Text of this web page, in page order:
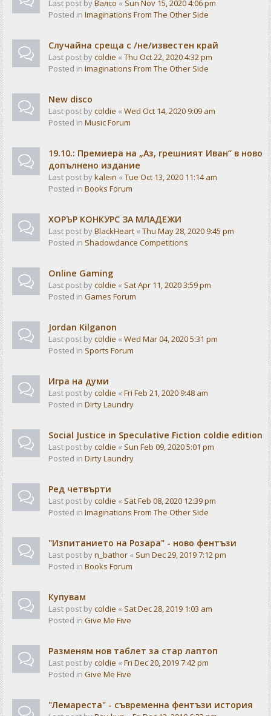
Last post byВалсо « Sun Nov 15, 2020 4:06 pm
Posted in Imaginations From The Other Side
Случайна среща с /не/известен край
Last post bycoldie « Thu Oct 22, 2020 4:32 pm
Posted in Imaginations From The Other Side
New disco
Last post bycoldie « Wed Oct 14, 2020 9:09 am
Posted in Music Forum
19.10.: Премиера на „Аз, грешният Иван“ в ново
допълнено издание
Last post bykalein « Tue Oct 13, 2020 11:14 am
Posted in Books Forum
ХОРЪР КОНКУРС ЗА МЛАДЕЖИ
Last post byBlackHeart « Thu May 28, 2020 9:45 pm
Posted in Shadowdance Competitions
Online Gaming
Last post bycoldie « Sat Apr 11, 2020 3:59 pm
Posted in Games Forum
Jordan Kilganon
Last post bycoldie « Wed Mar 04, 2020 5:31 pm
Posted in Sports Forum
Игра на думи
Last post bycoldie « Fri Feb 21, 2020 9:48 am
Posted in Dirty Laundry
Social Justice in Speculative Fiction coldie edition
Last post bycoldie « Sun Feb 09, 2020 5:01 pm
Posted in Dirty Laundry
Ред четвърти
Last post bycoldie « Sat Feb 08, 2020 12:39 pm
Posted in Imaginations From The Other Side
"Изпитанието на Розара" - ново фентъзи
Last post byn_bathor « Sun Dec 29, 2019 7:12 pm
Posted in Books Forum
Купувам
Last post bycoldie « Sat Dec 28, 2019 1:03 am
Posted in Give Me Five
Разменям нов таблет за стар лаптоп
Last post bycoldie « Fri Dec 20, 2019 7:42 pm
Posted in Give Me Five
"Лемареста" - съвременна фентъзи история